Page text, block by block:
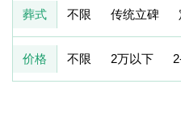
葬式 不限 传统立碑
价格 不限 2万以下